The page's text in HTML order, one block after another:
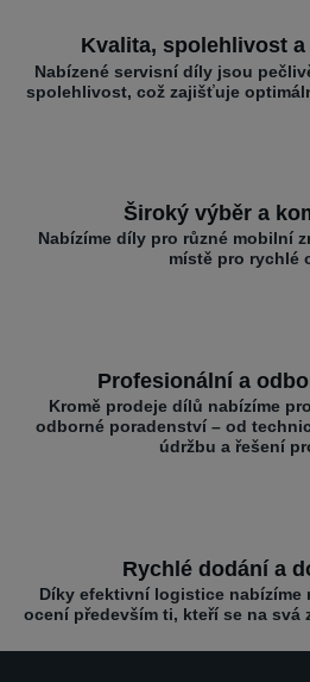
Kvalita, spolehlivost
Nabízené servisní díly jsou
spolehlivost, což zajišťuje
Široký výběr a
Nabízíme díly pro různé mobilní
místě pro rychlé
Profesionální a
Kromě prodeje dílů nabízíme
odborné poradenství – od
údržbu a řešení
Rychlé dodání a
Díky efektivní logistice nabízíme
ocení především ti, kteří se na svá